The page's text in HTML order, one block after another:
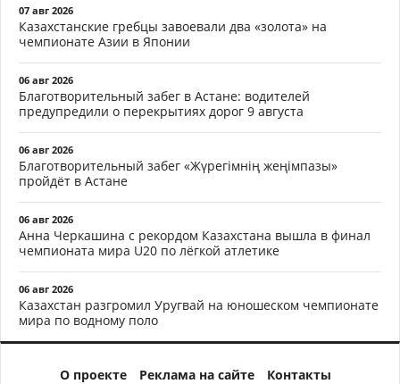
07 авг 2026
Казахстанские гребцы завоевали два «золота» на
чемпионате Азии в Японии
06 авг 2026
Благотворительный забег в Астане: водителей
предупредили о перекрытиях дорог 9 августа
06 авг 2026
Благотворительный забег «Жүрегімнің жеңімпазы»
пройдёт в Астане
06 авг 2026
Анна Черкашина с рекордом Казахстана вышла в финал
чемпионата мира U20 по лёгкой атлетике
06 авг 2026
Казахстан разгромил Уругвай на юношеском чемпионате
мира по водному поло
О проекте Реклама на сайте Контакты